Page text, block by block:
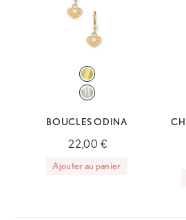
BOUCLES ODINA
22,00 €
Ajouter au panier